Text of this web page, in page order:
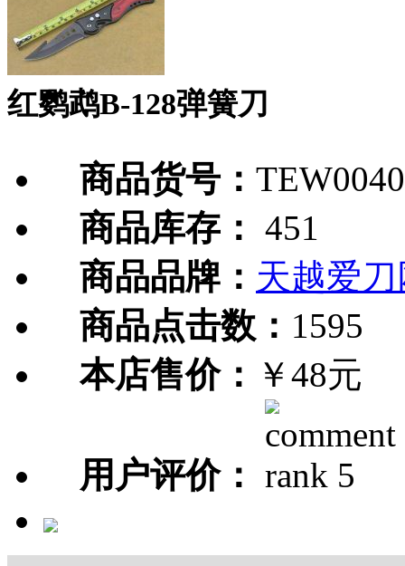
红鹦鹉B-128弹簧刀
商品货号：
商品库存： 451
商品品牌： 天越爱
商品点击数： 1595
本店售价： ￥48元
用户评价：